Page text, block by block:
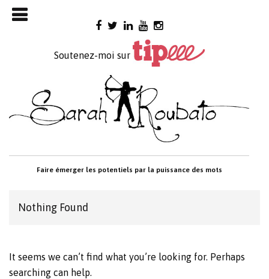
Skip
to
Soutenez-moi sur
Faire émerger les potentiels par la puissance des mots

Nothing Found
It seems we can’t find what you’re looking for. Perhaps
searching can help.